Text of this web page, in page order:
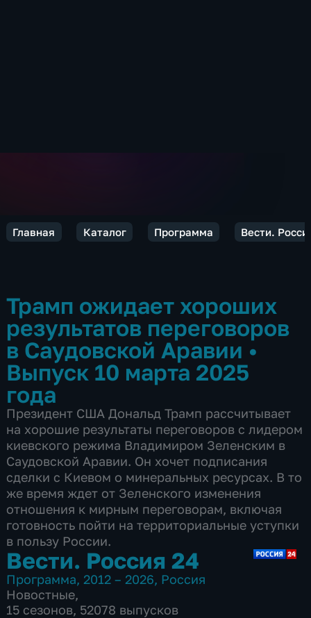
Главная Каталог Программа Вести.
Трамп ожидает хороших
результатов переговоров
в Саудовской Аравии •
Выпуск 10 марта 2025
года
Президент США Дональд Трамп рассчитывает
на хорошие результаты переговоров с лидером
киевского режима Владимиром Зеленским в
Саудовской Аравии. Он хочет подписания
сделки с Киевом о минеральных ресурсах. В то
же время ждет от Зеленского изменения
отношения к мирным переговорам, включая
готовность пойти на территориальные уступки
в пользу России.
Вести. Россия 24
Программа, 2012 – 2026, Россия
Новостные,
15 сезонов, 52078 выпусков